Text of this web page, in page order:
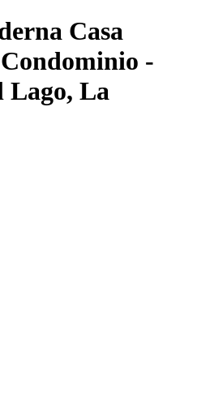
Casa
-
Lago, La